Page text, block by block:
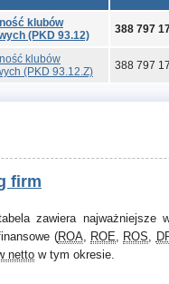
klubów
(PKD 93.12)
388 797
klubów
(PKD 93.12.Z)
388 797
firm
zawiera najważniejsze
(ROA, ROE, ROS,
netto w tym okresie.